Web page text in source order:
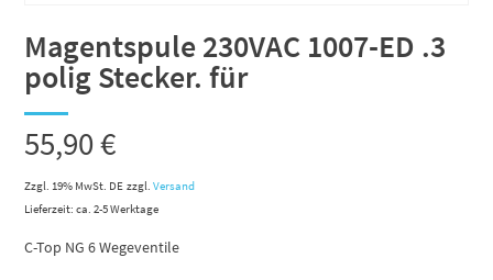
Magentspule 230VAC 1007-ED .3
polig Stecker. für
55,90€
Zzgl. 19% MwSt. DE zzgl.Versand
Lieferzeit: ca. 2-5 Werktage
C-Top NG 6 Wegeventile